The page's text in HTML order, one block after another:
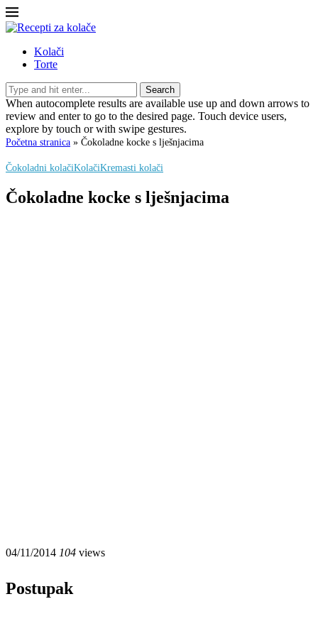
Kolači
Torte
Search
When autocomplete results are available use up and down arrows to
review and enter to go to the desired page. Touch device users,
explore by touch or with swipe gestures.
Početna stranica » Čokoladne kocke s lješnjacima
Čokoladni kolačiKolačiKremasti kolači
Čokoladne kocke s lješnjacima
04/11/2014 104 views
Postupak